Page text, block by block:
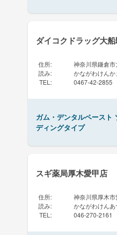
ダイコクドラッグ大
住所:
神奈川県鎌倉
読み:
かながわけん
TEL : 0467-42-2855
ガム・デンタルペースト
ディングタイプ
スギ薬局厚木愛甲店
住所:
神奈川県厚木
読み:
かながわけんあ
TEL : 046-270-2161